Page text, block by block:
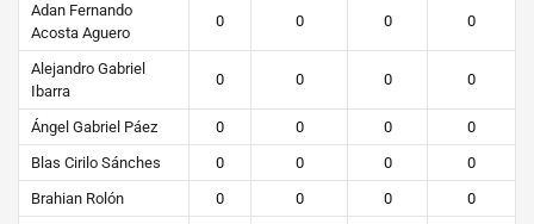
STEIBI
https://steibi.org.py/wp-
content/uploads/2019/04/STEIBI-
WEB-
2.png
Adan Fernando
Acosta Aguero
0 0 0 0
Alejandro Gabriel
Ibarra
0 0 0 0
Ángel Gabriel Páez 0 0 0
0
Blas Cirilo Sánches
0 0 0
0
Brahian Rolón
0 0 0
0